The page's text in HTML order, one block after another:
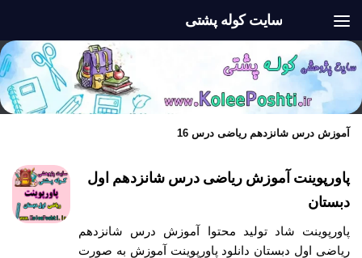
سایت کوله پشتی
آموزش درس شانزدهم ریاضی درس 16
پاورپوینت آموزش ریاضی درس شانزدهم اول
دبستان
پاورپوینت شاد تولید محتوا آموزش درس شانزدهم
ریاضی اول دبستان دانلود پاورپوینت آموزش به صورت